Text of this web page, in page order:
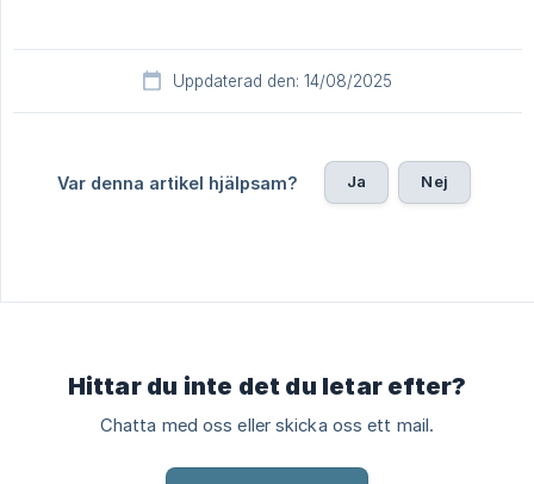
Uppdaterad den: 14/08/2025
Var denna artikel hjälpsam? Ja Nej
Hittar du inte det du letar efter?
Chatta med oss eller skicka oss ett mail.